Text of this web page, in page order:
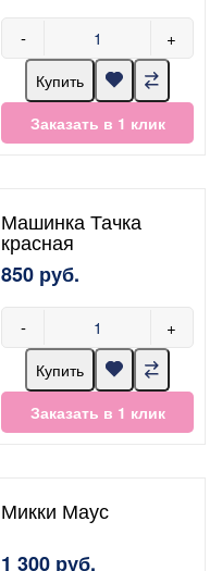
- +
Купить
Заказать в 1 клик
Машинка Тачка
красная
850 руб.
- +
Купить
Заказать в 1 клик
Микки Маус
1 300 руб.